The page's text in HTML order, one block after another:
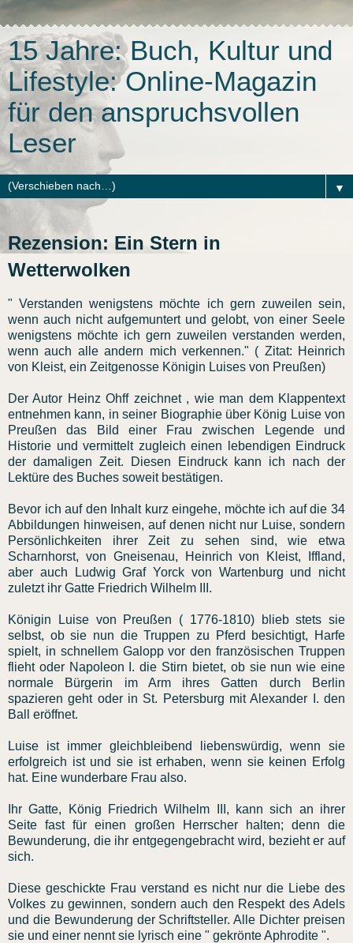
15 Jahre: Buch, Kultur und
Lifestyle: Online-Magazin
für den anspruchsvollen
Leser
▼
Rezension: Ein Stern in
Wetterwolken
" Verstanden wenigstens möchte ich gern zuweilen sein,
wenn auch nicht aufgemuntert und gelobt, von einer Seele
wenigstens möchte ich gern zuweilen verstanden werden,
wenn auch alle andern mich verkennen." ( Zitat: Heinrich
von Kleist, ein Zeitgenosse Königin Luises von Preußen)
Der Autor Heinz Ohff zeichnet , wie man dem Klappentext
entnehmen kann, in seiner Biographie über König Luise von
Preußen das Bild einer Frau zwischen Legende und
Historie und vermittelt zugleich einen lebendigen Eindruck
der damaligen Zeit. Diesen Eindruck kann ich nach der
Lektüre des Buches soweit bestätigen.
Bevor ich auf den Inhalt kurz eingehe, möchte ich auf die 34
Abbildungen hinweisen, auf denen nicht nur Luise, sondern
Persönlichkeiten ihrer Zeit zu sehen sind, wie etwa
Scharnhorst, von Gneisenau, Heinrich von Kleist, Iffland,
aber auch Ludwig Graf Yorck von Wartenburg und nicht
zuletzt ihr Gatte Friedrich Wilhelm III.
Königin Luise von Preußen ( 1776-1810) blieb stets sie
selbst, ob sie nun die Truppen zu Pferd besichtigt, Harfe
spielt, in schnellem Galopp vor den französischen Truppen
flieht oder Napoleon I. die Stirn bietet, ob sie nun wie eine
normale Bürgerin im Arm ihres Gatten durch Berlin
spazieren geht oder in St. Petersburg mit Alexander I. den
Ball eröffnet.
Luise ist immer gleichbleibend liebenswürdig, wenn sie
erfolgreich ist und sie ist erhaben, wenn sie keinen Erfolg
hat. Eine wunderbare Frau also.
Ihr Gatte, König Friedrich Wilhelm III, kann sich an ihrer
Seite fast für einen großen Herrscher halten; denn die
Bewunderung, die ihr entgegengebracht wird, bezieht er auf
sich.
Diese geschickte Frau verstand es nicht nur die Liebe des
Volkes zu gewinnen, sondern auch den Respekt des Adels
und die Bewunderung der Schriftsteller. Alle Dichter preisen
sie und einer nennt sie lyrisch eine " gekrönte Aphrodite ".